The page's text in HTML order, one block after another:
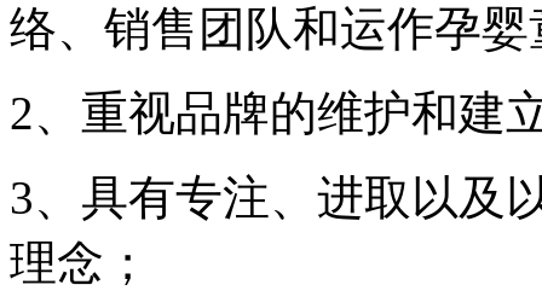
络、销售团队和运作孕
2、重视品牌的维护和建
3、具有专注、进取以及
理念；